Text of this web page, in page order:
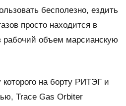
бесполезно, ездить
просто находится в
рабочий объем марсианскую
на борту РИТЭГ и
Trace Gas Orbiter